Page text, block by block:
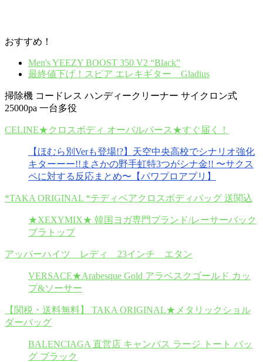
おすすめ！
Men's YEEZY BOOST 350 V2 “Black”
最終値下げ！スピア エレキギター Gladius
掃除機 コードレス ハンディークリーナー サイクロン式
25000pa 一台多役
CELINE★クロスボディ オーバルパース★すぐ届く！
【ほむら別Verも登場!?】天空中央高校でシナリオ強化
キターーー!!まさかの野手虹特3つがシナ金!! 〜サクス
ペに対する反応まとめ〜【パワプロアプリ】
*TAKA ORIGINAL *テディベアクロスボディバッグ 送関込
★XEXYMIX★ 韓国ヨガ専門ブランド/レーサーバック
ブラトップ
アッパーハイツ レディ 23インチ エタン
VERSACE★Arabesque Gold アラベスクゴールド カッ
プ&ソーサー
【関税・送料無料】 TAKA ORIGINAL★メタリックショル
ダーバッグ
BALENCIAGA 直営店 キャンバス ラージ トート バッ
グ ブラック